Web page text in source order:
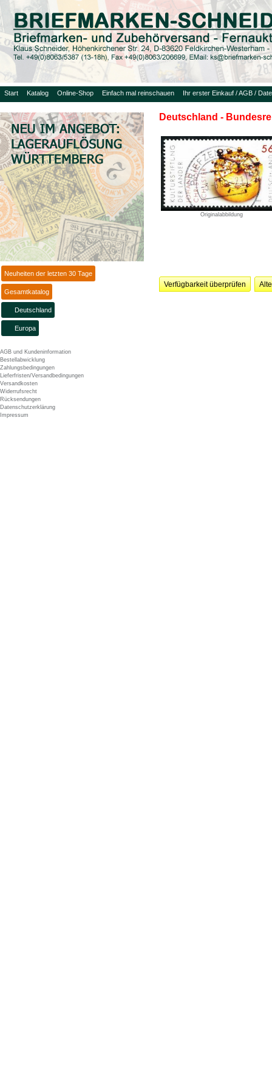
Start Katalog Online-Shop Einfach mal reinschauen Ihr erster Einkauf / AGB /
Neuheiten der letzten 30 Tage
Gesamtkatalog
Deutschland
Europa
AGB und Kundeninformation
Bestellabwicklung
Zahlungsbedingungen
Lieferfristen/Versandbedingungen
Versandkosten
Widerrufsrecht
Rücksendungen
Datenschutzerklärung
Impressum
Deutschland -
Originalabbildung
Verfügbarkeit überprüfen